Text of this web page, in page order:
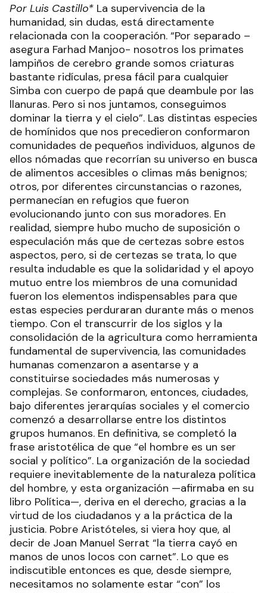
Por Luis Castillo* La supervivencia de la
humanidad, sin dudas, está directamente
relacionada con la cooperación. “Por separado –
asegura Farhad Manjoo- nosotros los primates
lampiños de cerebro grande somos criaturas
bastante ridículas, presa fácil para cualquier
Simba con cuerpo de papá que deambule por las
llanuras. Pero si nos juntamos, conseguimos
dominar la tierra y el cielo”. Las distintas especies
de homínidos que nos precedieron conformaron
comunidades de pequeños individuos, algunos de
ellos nómadas que recorrían su universo en busca
de alimentos accesibles o climas más benignos;
otros, por diferentes circunstancias o razones,
permanecían en refugios que fueron
evolucionando junto con sus moradores. En
realidad, siempre hubo mucho de suposición o
especulación más que de certezas sobre estos
aspectos, pero, si de certezas se trata, lo que
resulta indudable es que la solidaridad y el apoyo
mutuo entre los miembros de una comunidad
fueron los elementos indispensables para que
estas especies perduraran durante más o menos
tiempo. Con el transcurrir de los siglos y la
consolidación de la agricultura como herramienta
fundamental de supervivencia, las comunidades
humanas comenzaron a asentarse y a
constituirse sociedades más numerosas y
complejas. Se conformaron, entonces, ciudades,
bajo diferentes jerarquías sociales y el comercio
comenzó a desarrollarse entre los distintos
grupos humanos. En definitiva, se completó la
frase aristotélica de que “el hombre es un ser
social y político”. La organización de la sociedad
requiere inevitablemente de la naturaleza política
del hombre, y esta organización —afirmaba en su
libro Política—, deriva en el derecho, gracias a la
virtud de los ciudadanos y a la práctica de la
justicia. Pobre Aristóteles, si viera hoy que, al
decir de Joan Manuel Serrat “la tierra cayó en
manos de unos locos con carnet”. Lo que es
indiscutible entonces es que, desde siempre,
necesitamos no solamente estar “con” los